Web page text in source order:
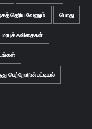
தெரிய வேணும் பொது
மரபுக் கவிதைகள்
பெற்றோரின் பட்டியல்